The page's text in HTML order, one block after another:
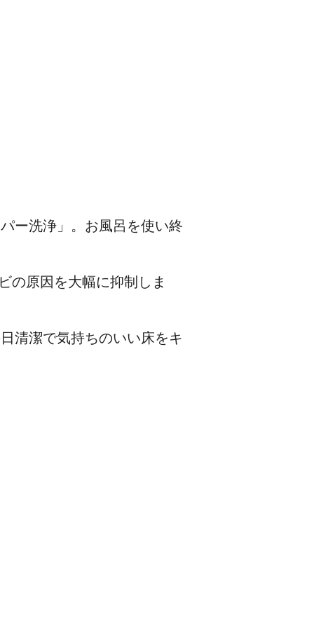
ー洗浄」。お風呂を使い終
の原因を大幅に抑制しま
清潔で気持ちのいい床をキ